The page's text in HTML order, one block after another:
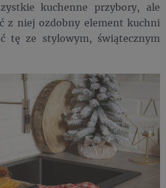
kuchenne przybory, ale
z niej ozdobny element kuchni
tę ze stylowym, świątecznym